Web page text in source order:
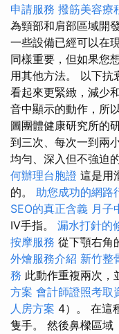
申請服務 撥筋美容療
為頸部和肩部區域開
一些設備已經可以在
同樣重要，但如果您
用其他方法。 以下抗
看起來更緊緻，減少
音中顯示的動作，所
圖團體健康研究所的
到三次、每次一到兩
均勻、深入但不強迫
何辦理台胞證 這是用
的。 助您成功的網路
SEO的真正含義 月子
IV手指。 漏水打針的
按摩服務 從下顎右角
外燴服務介紹 新竹整
務 此動作重複兩次，
方案 會計師證照考取
人房方案 4）。 在這
隻手。 然後鼻樑區域